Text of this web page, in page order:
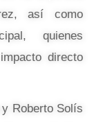
así como
quienes
directo
Roberto Solís